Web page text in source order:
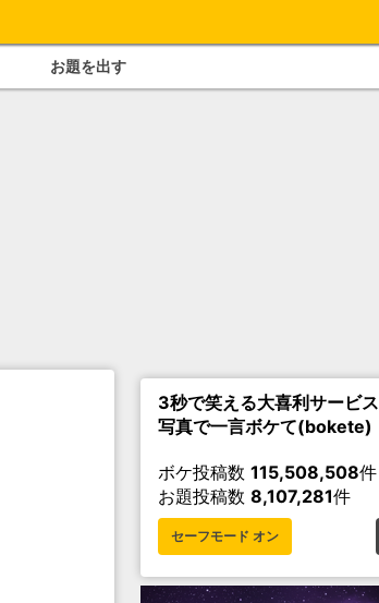
お題を出す
3秒で笑える大喜利サービス
写真で一言ボケて(bokete)
ボケ投稿数 115,508,508件
お題投稿数 8,107,281件
セーフモード オン